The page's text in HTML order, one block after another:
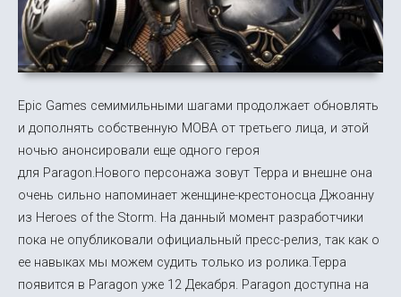
Epic Games семимильными шагами продолжает обновлять
и дополнять собственную MOBA от третьего лица, и этой
ночью анонсировали еще одного героя
для Paragon.Нового персонажа зовут Терра и внешне она
очень сильно напоминает женщинe-крестоносца Джоанну
из Heroes of the Storm. На данный момент разработчики
пока не опубликовали официальный пресс-релиз, так как о
ее навыках мы можем судить только из ролика.Терра
появится в Paragon уже 12 Декабря. Paragon доступна на